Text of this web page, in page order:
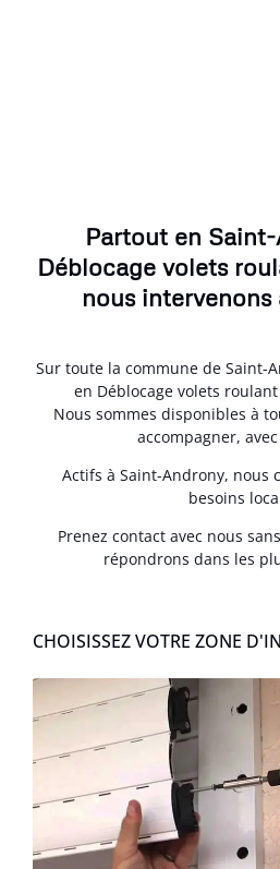
Partout en
Déblocage volets
nous intervenons
Sur toute la commune de Saint-
en Déblocage volets
Nous sommes disponibles à
accompagner,
Actifs à Saint-Androny, nous
besoins
Prenez contact avec nous
répondrons dans les
CHOISISSEZ VOTRE ZONE